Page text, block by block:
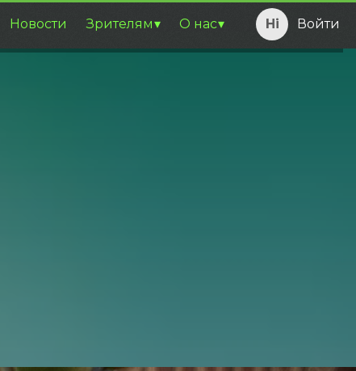
Новости Зрителям О нас Войти